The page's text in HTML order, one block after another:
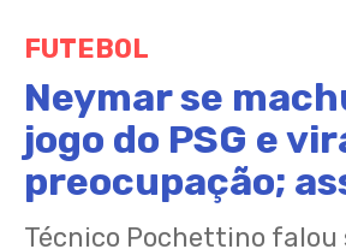
FUTEBOL
Neymar se
jogo do PSG e
preocupação;
Técnico Pochettino falou